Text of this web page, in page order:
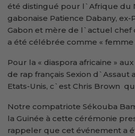
été distingué pour l`Afrique du
gabonaise Patience Dabany,
Gabon et mère de l`actuel chef
a été célébrée comme «
Pour la « diaspora africaine »
de rap français Sexion d`Assaut
Etats-Unis, c`est Chris Brown
Notre compatriote Sékouba
la Guinée à cette cérémonie
rappeler que cet événement a